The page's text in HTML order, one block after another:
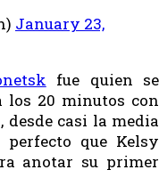
January 23,
fue quien se
los 20 minutos con
desde casi la media
perfecto que Kelsy
anotar su primer